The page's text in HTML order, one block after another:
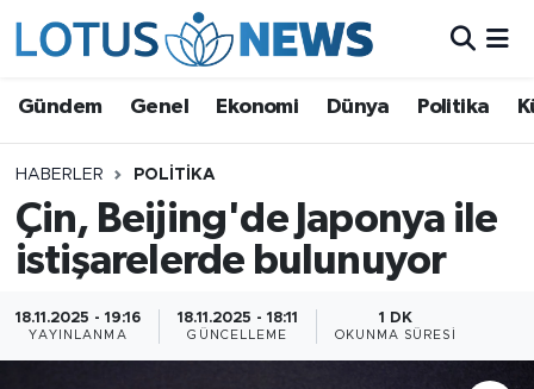
Gündem Genel Ekonomi Dünya Politika
HABERLER POLITIKA
Çin, Beijing'de Japonya ile
istişarelerde bulunuyor
18.11.2025 - 19:16
YAYINLANMA
18.11.2025 - 18:11
GÜNCELLEME
1 DK
OKUNMA SÜRESI
Ekonomi
Dünya
Politika
Kültür - Sanat ve Tarih